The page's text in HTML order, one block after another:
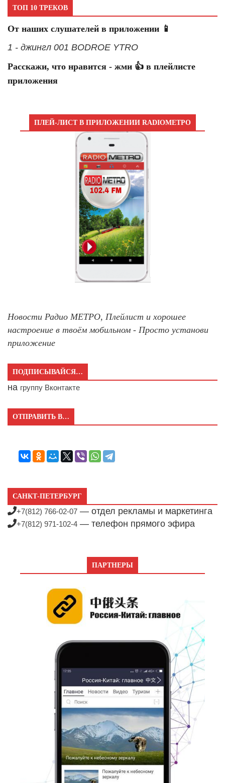
ТОП 10 ТРЕКОВ
От наших слушателей в приложении 📱
1 - джингл 001 BODROE YTRO
Расскажи, что нравится - жми 👍 в плейлисте
приложения
ПЛЕЙ-ЛИСТ В ПРИЛОЖЕНИИ RADIOМЕТРО
Новости Радио МЕТРО, Плейлист и хорошее
настроение в твоём мобильном - Просто установи
приложение
ПОДПИСЫВАЙСЯ…
на группу Вконтакте
ОТПРАВИТЬ В…
САНКТ-ПЕТЕРБУРГ
+7(812) 766-02-07 — отдел рекламы и маркетинга
+7(812) 971-102-4 — телефон прямого эфира
ПАРТНЕРЫ